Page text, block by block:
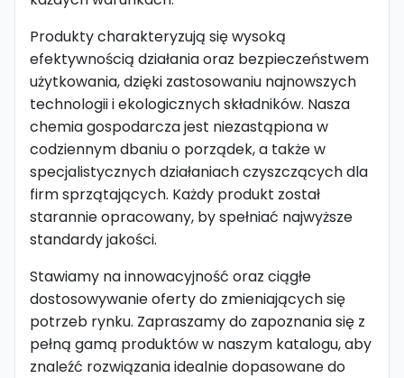
Produkty charakteryzują się wysoką
efektywnością działania oraz bezpieczeństwem
użytkowania, dzięki zastosowaniu najnowszych
technologii i ekologicznych składników. Nasza
chemia gospodarcza jest niezastąpiona w
codziennym dbaniu o porządek, a także w
specjalistycznych działaniach czyszczących dla
firm sprzątających. Każdy produkt został
starannie opracowany, by spełniać najwyższe
standardy jakości.
Stawiamy na innowacyjność oraz ciągłe
dostosowywanie oferty do zmieniających się
potrzeb rynku. Zapraszamy do zapoznania się z
pełną gamą produktów w naszym katalogu, aby
znaleźć rozwiązania idealnie dopasowane do